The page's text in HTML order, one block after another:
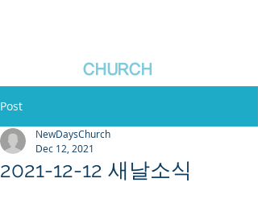
CHURCH
Post
2021-12-12 새날소식
NewDaysChurch
Dec 12, 2021